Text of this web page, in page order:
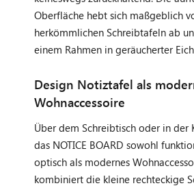
Oberfläche hebt sich maßgeblich
herkömmlichen Schreibtafeln ab
einem Rahmen in geräucherter
Design Notiztafel als
Wohnaccessoire
Über dem Schreibtisch oder in der
das NOTICE BOARD sowohl
optisch als modernes
kombiniert die kleine rechteckige